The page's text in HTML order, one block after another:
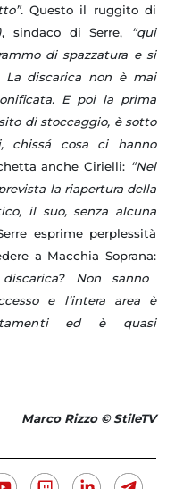
Questo il ruggito di
, sindaco di Serre,
“qui
di spazzatura e si
La discarica non è mai
E poi la prima
di stoccaggio, è sotto
chissá cosa ci hanno
anche Cirielli: “Nel
la riapertura della
il suo, senza alcuna
esprime perplessità
a Macchia Soprana:
Non sanno
e l’intera area è
ed è quasi
Marco Rizzo © StileTV